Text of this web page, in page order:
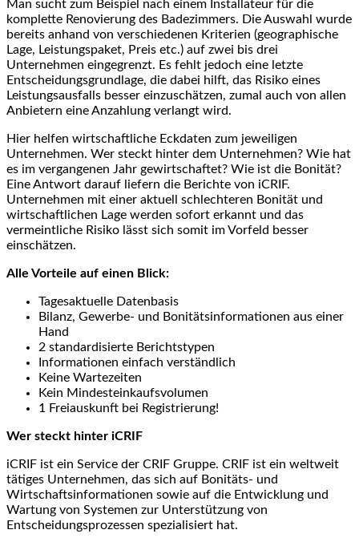
Man sucht zum Beispiel nach einem Installateur für die
komplette Renovierung des Badezimmers. Die Auswahl wurde
bereits anhand von verschiedenen Kriterien (geographische
Lage, Leistungspaket, Preis etc.) auf zwei bis drei
Unternehmen eingegrenzt. Es fehlt jedoch eine letzte
Entscheidungsgrundlage, die dabei hilft, das Risiko eines
Leistungsausfalls besser einzuschätzen, zumal auch von allen
Anbietern eine Anzahlung verlangt wird.
Hier helfen wirtschaftliche Eckdaten zum jeweiligen
Unternehmen. Wer steckt hinter dem Unternehmen? Wie hat
es im vergangenen Jahr gewirtschaftet? Wie ist die Bonität?
Eine Antwort darauf liefern die Berichte von iCRIF.
Unternehmen mit einer aktuell schlechteren Bonität und
wirtschaftlichen Lage werden sofort erkannt und das
vermeintliche Risiko lässt sich somit im Vorfeld besser
einschätzen.
Alle Vorteile auf einen Blick:
Tagesaktuelle Datenbasis
Bilanz, Gewerbe- und Bonitätsinformationen aus einer
Hand
2 standardisierte Berichtstypen
Informationen einfach verständlich
Keine Wartezeiten
Kein Mindesteinkaufsvolumen
1 Freiauskunft bei Registrierung!
Wer steckt hinter iCRIF
iCRIF ist ein Service der CRIF Gruppe. CRIF ist ein weltweit
tätiges Unternehmen, das sich auf Bonitäts- und
Wirtschaftsinformationen sowie auf die Entwicklung und
Wartung von Systemen zur Unterstützung von
Entscheidungsprozessen spezialisiert hat.